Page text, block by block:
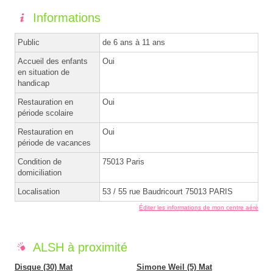
Informations
Public de 6 ans à 11 ans
Accueil des enfants
en situation de
handicap
Oui
Restauration en
période scolaire
Oui
Restauration en
période de vacances
Oui
Condition de
domiciliation
75013 Paris
Localisation 53 / 55 rue Baudricourt 75013 PARIS
Éditer les informations de mon centre aéré
ALSH à proximité
Disque (30) Mat Simone Weil (5) Mat